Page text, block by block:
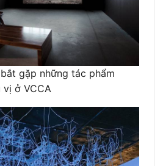
gặp những tác phẩm
ở VCCA